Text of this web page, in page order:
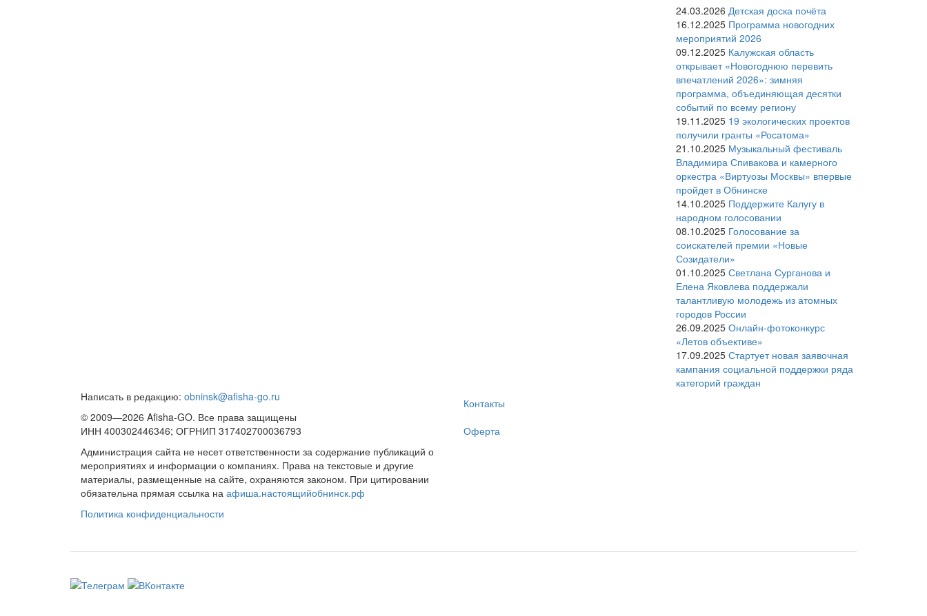
24.03.2026 Детская доска почёта
16.12.2025 Программа новогодних
мероприятий 2026
09.12.2025 Калужская область
открывает «Новогоднюю перевить
впечатлений 2026»: зимняя
программа, объединяющая десятки
событий по всему региону
19.11.2025 19 экологических проектов
получили гранты «Росатома»
21.10.2025 Музыкальный фестиваль
Владимира Спивакова и камерного
оркестра «Виртуозы Москвы» впервые
пройдет в Обнинске
14.10.2025 Поддержите Калугу в
народном голосовании
08.10.2025 Голосование за
соискателей премии «Новые
Созидатели»
01.10.2025 Светлана Сурганова и
Елена Яковлева поддержали
талантливую молодежь из атомных
городов России
26.09.2025 Онлайн-фотоконкурс
«Летов объективе»
17.09.2025 Стартует новая заявочная
кампания социальной поддержки ряда
категорий граждан
Написать в редакцию: obninsk@afisha-go.ru
© 2009—2026 Afisha-GO. Все права защищены
ИНН 400302446346; ОГРНИП 317402700036793
Администрация сайта не несет ответственности за содержание публикаций о
мероприятиях и информации о компаниях. Права на текстовые и другие
материалы, размещенные на сайте, охраняются законом. При цитировании
обязательна прямая ссылка на афиша.настоящийобнинск.рф
Политика конфиденциальности
Контакты
Оферта